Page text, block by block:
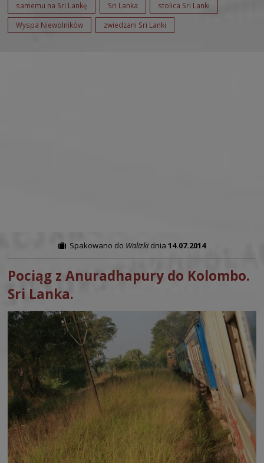
samemu na Sri Lankę Sri Lanka stolica Sri Lanki
Wyspa Niewolników zwiedzani Sri Lanki
Spakowano do Walizkidnia 14.07.2014
Pociąg z Anuradhapury do Kolombo.
Sri Lanka.